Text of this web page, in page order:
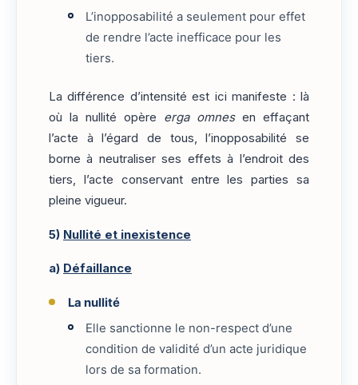
L’inopposabilité a seulement pour effet
de rendre l’acte inefficace pour les
tiers.
La différence d’intensité est ici manifeste : là
où la nullité opère erga omnesen effaçant
l’acte à l’égard de tous, l’inopposabilité se
borne à neutraliser ses effets à l’endroit des
tiers, l’acte conservant entre les parties sa
pleine vigueur.
5) Nullité et inexistence
a) Défaillance
La nullité
Elle sanctionne le non-respect d’une
condition de validité d’un acte juridique
lors de sa formation.